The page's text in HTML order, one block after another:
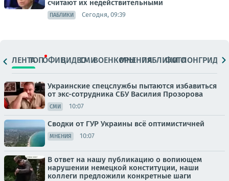
считают их недействительными
ПАБЛИКИ Сегодня, 09:39
ЛЕНТАТОПОФИЦ.ВИДЕОСМИВОЕНКОРЫМНЕНИЯПАБЛИКИ
ФОТОЛОНГРИДЫ
Украинские спецслужбы пытаются избавиться
от экс-сотрудника СБУ Василия Прозорова
СМИ 10:07
Сводки от ГУР Украины всё оптимистичней
МНЕНИЯ 10:07
В ответ на нашу публикацию о вопиющем
нарушении немецкой конституции, наши
коллеги предложили конкретные шаги